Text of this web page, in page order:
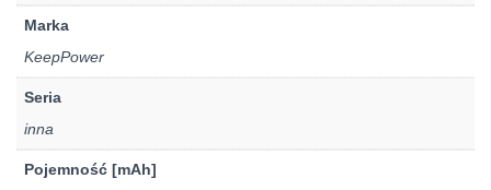
Marka
KeepPower
Seria
inna
Pojemność [mAh]